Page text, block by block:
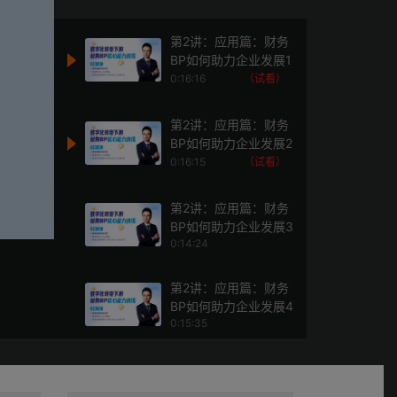
第2讲：应用篇：财务
BP如何助力企业发展1
0:16:16 （试看）
第2讲：应用篇：财务
BP如何助力企业发展2
0:16:15 （试看）
第2讲：应用篇：财务
BP如何助力企业发展3
0:14:24
第2讲：应用篇：财务
BP如何助力企业发展4
0:15:35
第3讲：发展篇：财务